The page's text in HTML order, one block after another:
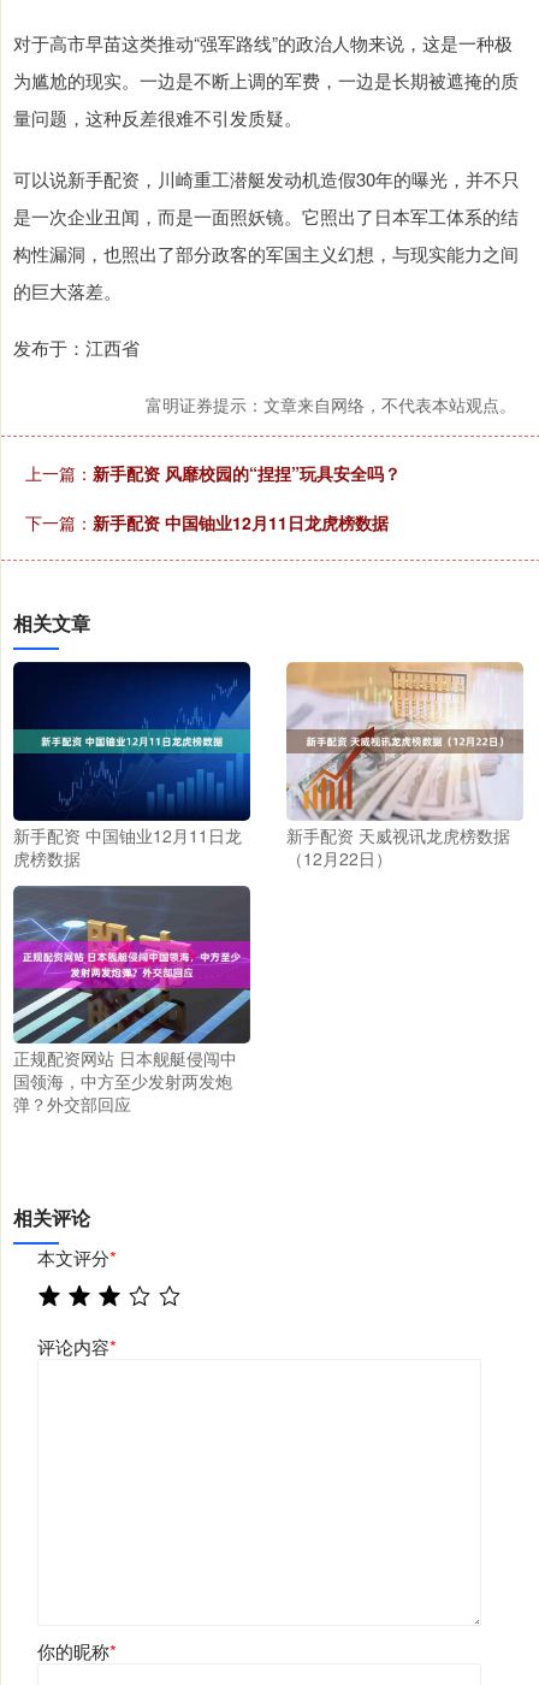
对于高市早苗这类推动“强军路线”的政治人物来说，这是一种极
为尴尬的现实。一边是不断上调的军费，一边是长期被遮掩的质
量问题，这种反差很难不引发质疑。
可以说新手配资，川崎重工潜艇发动机造假30年的曝光，并不只
是一次企业丑闻，而是一面照妖镜。它照出了日本军工体系的结
构性漏洞，也照出了部分政客的军国主义幻想，与现实能力之间
的巨大落差。
发布于：江西省
富明证券提示：文章来自网络，不代表本站观点。
上一篇： 新手配资 风靡校园的“捏捏”玩具安全吗？
下一篇： 新手配资 中国铀业12月11日龙虎榜数据
相关文章
新手配资 中国铀业12月11日龙
虎榜数据
新手配资 天威视讯龙虎榜数据
（12月22日）
正规配资网站 日本舰艇侵闯中
国领海，中方至少发射两发炮
弹？外交部回应
相关评论
本文评分*
评论内容*
你的昵称*